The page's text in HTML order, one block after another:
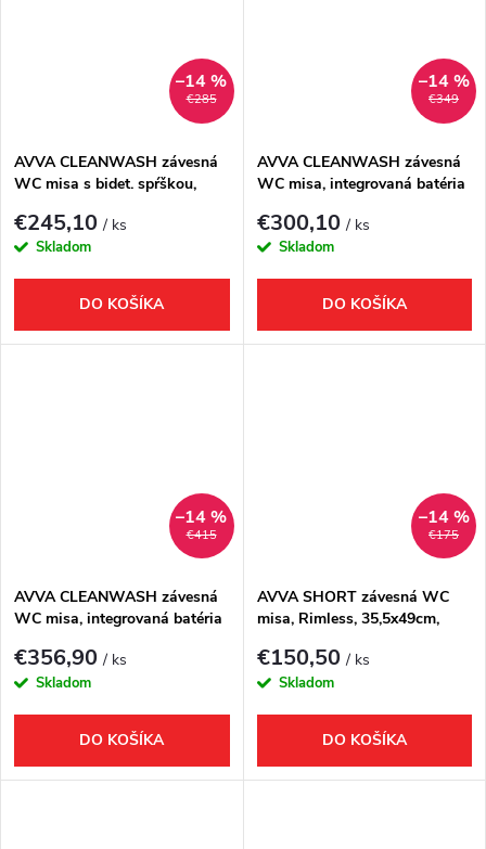
€285
–14 %
AVVA CLEANWASH závesná
WC misa s bidet. spŕškou,
mat
€245,10/ ks
Skladom
DO KOŠÍKA
€349
–14 %
AVVA CLEANWASH závesná
WC misa, integrovaná batéria
35,5x53cm, biela
€300,10/ ks
Skladom
DO KOŠÍKA
€415
–14 %
AVVA CLEANWASH závesná
WC misa, integrovaná batéria
35,5x53cm, čierna mat
€356,90/ ks
Skladom
DO KOŠÍKA
€175
–14 %
AVVA SHORT závesná WC
misa, Rimless, 35,5x49cm,
€150,50/ ks
Skladom
DO KOŠÍKA